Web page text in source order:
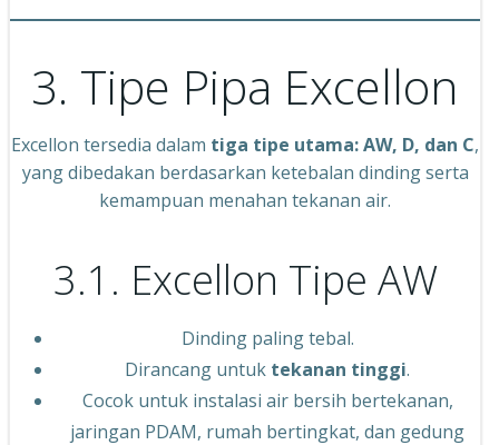
3. Tipe Pipa Excellon
Excellon tersedia dalam tiga tipe utama: AW, D, dan C,
yang dibedakan berdasarkan ketebalan dinding serta
kemampuan menahan tekanan air.
3.1. Excellon Tipe AW
Dinding paling tebal.
Dirancang untuk tekanan tinggi.
Cocok untuk instalasi air bersih bertekanan,
jaringan PDAM, rumah bertingkat, dan gedung